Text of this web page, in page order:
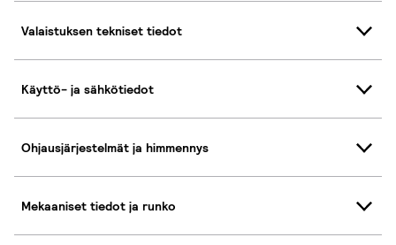
Valaistuksen tekniset tiedot
Käyttö- ja sähkötiedot
Ohjausjärjestelmät ja himmennys
Mekaaniset tiedot ja runko